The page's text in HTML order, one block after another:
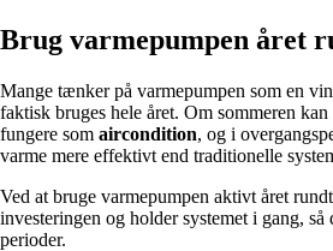
Brug varmepumpen året
Mange tænker på varmepumpen som en
faktisk bruges hele året. Om sommeren
fungere som aircondition, og i
varme mere effektivt end traditionelle
Ved at bruge varmepumpen aktivt året
investeringen og holder systemet i gang,
perioder.